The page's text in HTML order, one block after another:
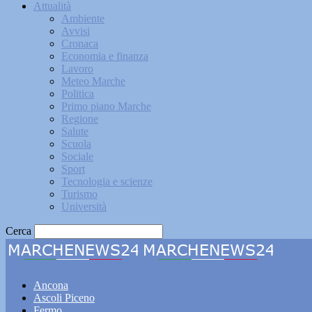
Attualità
Ambiente
Avvisi
Cronaca
Economia e finanza
Lavoro
Meteo Marche
Politica
Primo piano Marche
Regione
Salute
Scuola
Sociale
Sport
Tecnologia e scienze
Turismo
Università
Cerca
Ancona
Ascoli Piceno